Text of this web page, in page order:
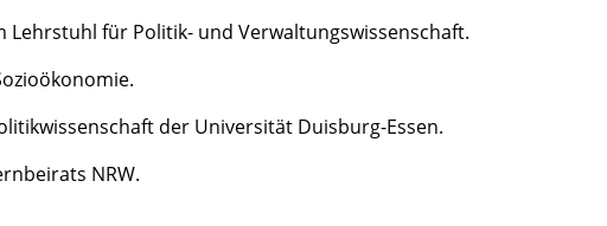
Lehrstuhl für Politik- und Verwaltungswissenschaft.
der Universität Duisburg-Essen.
NRW.